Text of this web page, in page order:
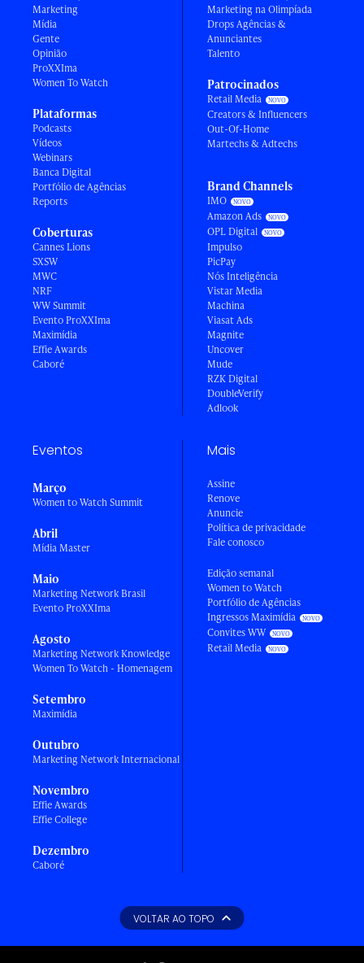
Marketing
Mídia
Gente
Opinião
ProXXIma
Women To Watch
Plataformas
Podcasts
Vídeos
Webinars
Banca Digital
Portfólio de Agências
Reports
Coberturas
Cannes Lions
SXSW
MWC
NRF
WW Summit
Evento ProXXIma
Maximídia
Effie Awards
Caboré
Marketing na Olimpíada
Drops Agências &
Anunciantes
Talento
Patrocinados
Retail Media
Creators & Influencers
Out-Of-Home
Martechs & Adtechs
Brand Channels
IMO
Amazon Ads
OPL Digital
Impulso
PicPay
Nós Inteligência
Vistar Media
Machina
Viasat Ads
Magnite
Uncover
Mude
RZK Digital
DoubleVerify
Adlook
Eventos
Março
Women to Watch Summit
Abril
Mídia Master
Maio
Marketing Network Brasil
Evento ProXXIma
Agosto
Marketing Network Knowledge
Women To Watch - Homenagem
Setembro
Maximídia
Outubro
Marketing Network Internacional
Novembro
Effie Awards
Effie College
Dezembro
Caboré
Mais
Assine
Renove
Anuncie
Política de privacidade
Fale conosco
Edição semanal
Women to Watch
Portfólio de Agências
Ingressos Maximídia
Convites WW
Retail Media
VOLTAR AO TOPO